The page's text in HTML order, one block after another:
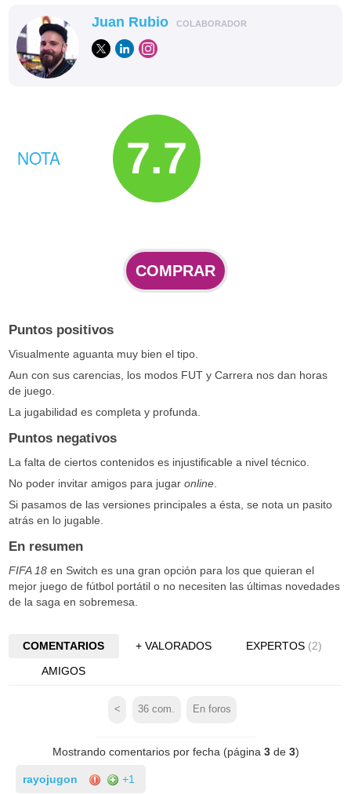
Juan Rubio COLABORADOR
NOTA 7.7
COMPRAR
Puntos positivos
Visualmente aguanta muy bien el tipo.
Aun con sus carencias, los modos FUT y Carrera nos dan horas
de juego.
La jugabilidad es completa y profunda.
Puntos negativos
La falta de ciertos contenidos es injustificable a nivel técnico.
No poder invitar amigos para jugaronline
Si pasamos de las versiones principales a ésta, se nota un pasito
atrás en lo jugable.
En resumen
FIFA 18 en Switch es una gran opción para los que quieran el
mejor juego de fútbol portátil o no necesiten las últimas novedades
de la saga en sobremesa.
COMENTARIOS + VALORADOS EXPERTOS (2)
AMIGOS
< 36 com. En foros
Mostrando comentarios por fecha (página 3de 3)
rayojugon +1